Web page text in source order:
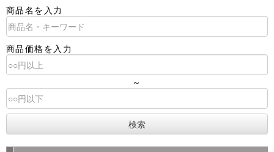
商品名を入力
商品価格を入力
～